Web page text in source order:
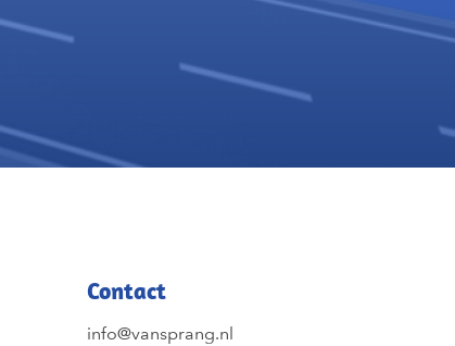
Contact
info@vansprang.nl